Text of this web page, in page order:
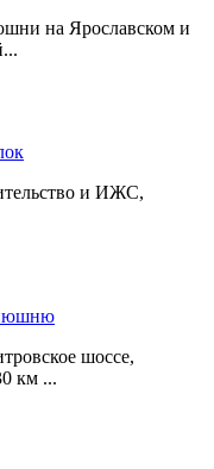
на Ярославском и
и ИЖС,
шоссе,
км ...